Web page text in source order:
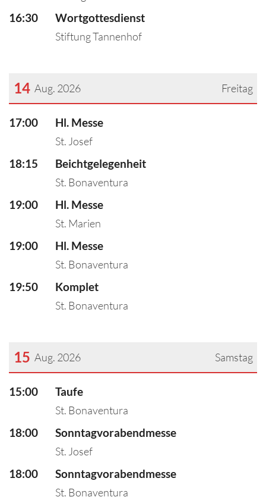
16:30 Wortgottesdienst
Stiftung Tannenhof
Freitag
14 Aug. 2026
???msg.page.sr.date??? 14. August 2026
17:00 Hl. Messe
St. Josef
18:15 Beichtgelegenheit
St. Bonaventura
19:00 Hl. Messe
St. Marien
19:00 Hl. Messe
St. Bonaventura
19:50 Komplet
St. Bonaventura
Samstag
15 Aug. 2026
???msg.page.sr.date??? 15. August 2026
15:00 Taufe
St. Bonaventura
18:00 Sonntagvorabendmesse
St. Josef
18:00 Sonntagvorabendmesse
St. Bonaventura